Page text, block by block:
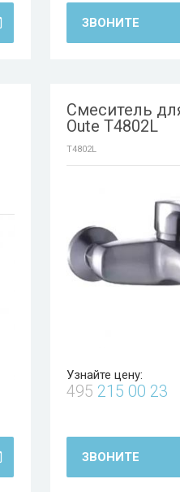
ЗВОНИТЕ
Смеситель
Oute T4802L
T4802L
Узнайте цену:
495 215 00 23
ЗВОНИТЕ